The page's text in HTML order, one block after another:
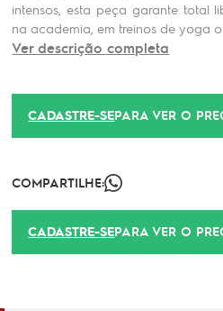
intensos, esta peça garante total
na academia, em treinos de yoga
Ver descrição completa
CADASTRE-SEPARA VER O
COMPARTILHE:
CADASTRE-SEPARA VER O